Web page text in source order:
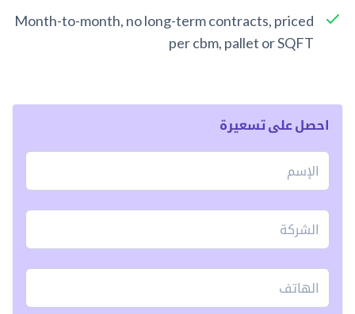
Month-to-month, no long-term contracts, priced
per cbm, pallet or SQFT
احصل على تسعيرة